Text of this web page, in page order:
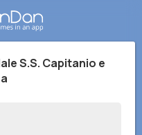
S.S. Capitanio e